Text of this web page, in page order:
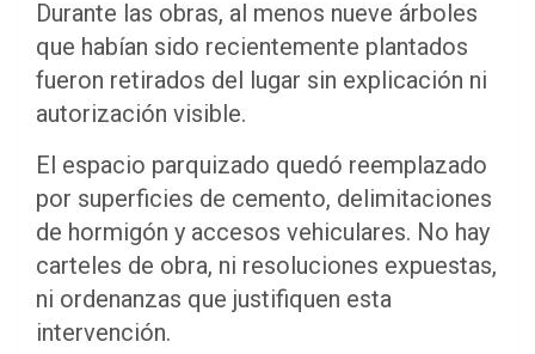
Durante las obras, al menos nueve árboles
que habían sido recientemente plantados
fueron retirados del lugar sin explicación ni
autorización visible.
El espacio parquizado quedó reemplazado
por superficies de cemento, delimitaciones
de hormigón y accesos vehiculares. No hay
carteles de obra, ni resoluciones expuestas,
ni ordenanzas que justifiquen esta
intervención.